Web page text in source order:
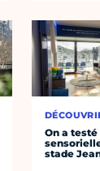
On a
stade